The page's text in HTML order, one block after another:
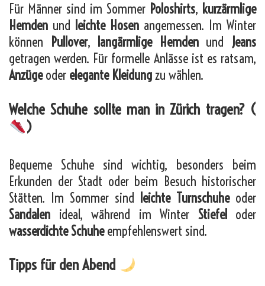
Für Männer sind im Sommer Poloshirts, kurzärmlige
Hemden und leichte Hosen angemessen. Im Winter
können
Pullover, langärmlige Hemdenund Jeans
getragen werden. Für formelle Anlässe ist es ratsam,
Anzügeoder elegante Kleidungzu wählen.
Welche Schuhe sollte man in Zürich tragen? (
)
Bequeme Schuhe sind wichtig, besonders beim
Erkunden der Stadt oder beim Besuch historischer
Stätten. Im Sommer sind leichte Turnschuheoder
Sandalen ideal, während im Winter Stiefel oder
wasserdichte Schuheempfehlenswert sind.
Tipps für den Abend